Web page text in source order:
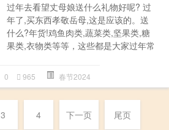
过年去看望丈母娘送什么礼物好呢? 过
年了,买东西孝敬岳母,这是应该的。送
什么?年货!鸡鱼肉类,蔬菜类,坚果类,糖
果类,衣物类等等，这些都是大家过年常
0 965 春节2024
3 4 下一页 尾页